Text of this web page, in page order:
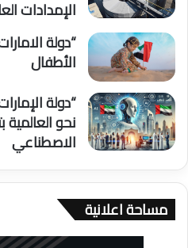
الإمدادات
“دولة
الأطفال
“دولة
نحو
الاصطناعي
مساحة اعلانية